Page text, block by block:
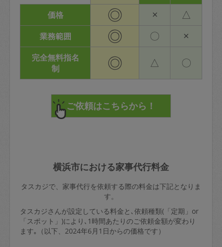
価格
◎ × △
業務範囲 ◎ 〇 ×
完全無料指名
制
◎ △ 〇
横浜市における家事代行料金
タスカジで、家事代行を依頼する際の料金は下記となりま
す。
タスカジさんが設定している料金と､依頼種類(「定期」or
「スポット」)により､1時間あたりのご依頼金額が変わり
ます｡（以下、2024年6月1日からの価格です）